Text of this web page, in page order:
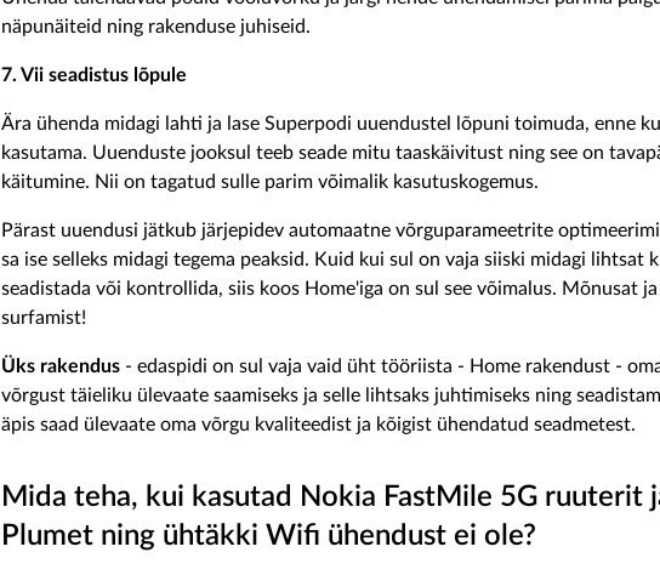
näpunäiteid ning rakenduse juhiseid.
7. Vii seadistus lõpule
Ära ühenda midagi lahti ja lase Superpodi uuendustel lõpuni toimuda, enne
kasutama. Uuenduste jooksul teeb seade mitu taaskäivitust ning see on
käitumine. Nii on tagatud sulle parim võimalik kasutuskogemus.
Pärast uuendusi jätkub järjepidev automaatne võrguparameetrite
sa ise selleks midagi tegema peaksid. Kuid kui sul on vaja siiski midagi lihtsat
seadistada või kontrollida, siis koos Home'iga on sul see võimalus. Mõnusat
surfamist!
Üks rakendus - edaspidi on sul vaja vaid üht tööriista - Home rakendust -
võrgust täieliku ülevaate saamiseks ja selle lihtsaks juhtimiseks ning
äpis saad ülevaate oma võrgu kvaliteedist ja kõigist ühendatud seadmetest.
Mida teha, kui kasutad Nokia FastMile 5G ruuterit
Plumet ning ühtäkki Wifi ühendust ei ole?